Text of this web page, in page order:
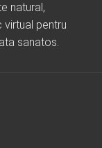
natural,
virtual pentru
sanatos.